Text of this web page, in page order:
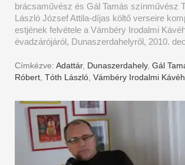
brácsaművész és Gál Tamás színművész
László József Attila-díjas költő verseire
estjének felvétele a Vámbéry Irodalmi
évadzárójáról, Dunaszerdahelyről, 2010.
Címkézve: Adattár, Dunaszerdahely, Gál
Róbert Tóth László Vámbéry Irodalmi